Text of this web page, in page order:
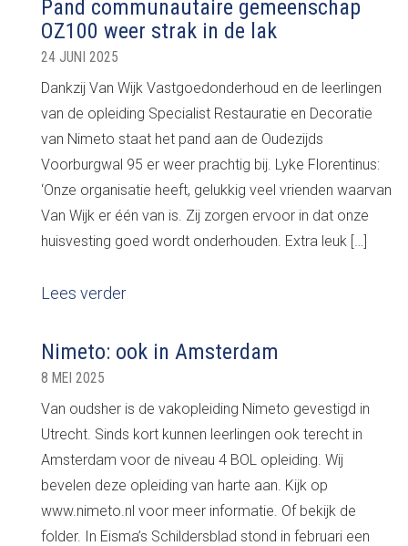
Pand communautaire gemeenschap
OZ100 weer strak in de lak
24 JUNI 2025
Dankzij Van Wijk Vastgoedonderhoud en de leerlingen
van de opleiding Specialist Restauratie en Decoratie
van Nimeto staat het pand aan de Oudezijds
Voorburgwal 95 er weer prachtig bij. Lyke Florentinus:
‘Onze organisatie heeft, gelukkig veel vrienden waarvan
Van Wijk er één van is. Zij zorgen ervoor in dat onze
huisvesting goed wordt onderhouden. Extra leuk […]
Lees verder
Nimeto: ook in Amsterdam
8 MEI 2025
Van oudsher is de vakopleiding Nimeto gevestigd in
Utrecht. Sinds kort kunnen leerlingen ook terecht in
Amsterdam voor de niveau 4 BOL opleiding. Wij
bevelen deze opleiding van harte aan. Kijk op
www.nimeto.nl voor meer informatie. Of bekijk de
folder. In Eisma’s Schildersblad stond in februari een